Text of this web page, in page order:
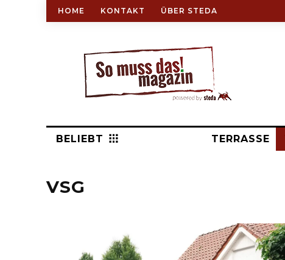
HOME KONTAKT ÜBER STEDA
BELIEBT TERRASSE
VSG